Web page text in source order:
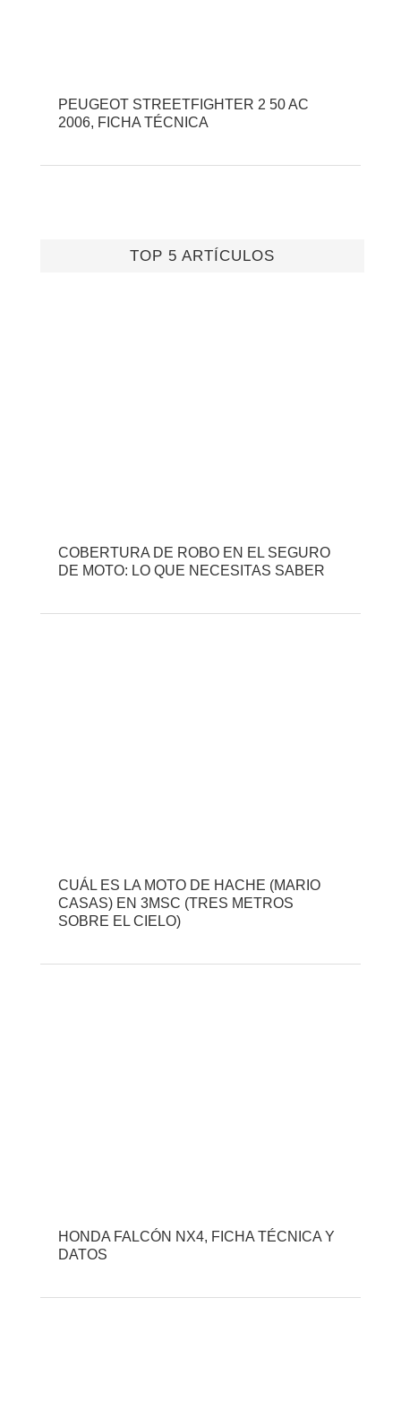
PEUGEOT STREETFIGHTER 2 50 AC
2006, FICHA TÉCNICA
TOP 5 ARTÍCULOS
COBERTURA DE ROBO EN EL SEGURO
DE MOTO: LO QUE NECESITAS SABER
CUÁL ES LA MOTO DE HACHE (MARIO
CASAS) EN 3MSC (TRES METROS
SOBRE EL CIELO)
HONDA FALCÓN NX4, FICHA TÉCNICA Y
DATOS